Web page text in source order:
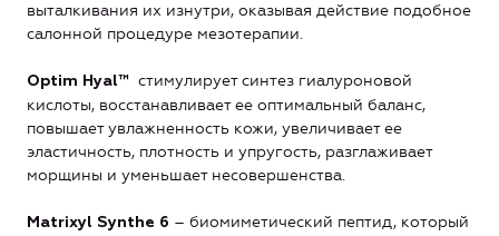
выталкивания их изнутри, оказывая действие подобное
салонной процедуре мезотерапии.
Optim Hyal™ стимулирует синтез гиалуроновой
кислоты, восстанавливает ее оптимальный баланс,
повышает увлажненность кожи, увеличивает ее
эластичность, плотность и упругость, разглаживает
морщины и уменьшает несовершенства.
Matrixyl Synthe 6 – биомиметический пептид, который